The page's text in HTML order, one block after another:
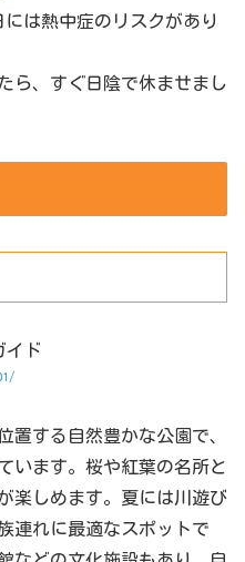
は熱中症のリスクがあり
ら、すぐ日陰で休ませまし
置する自然豊かな公園で、
います。桜や紅葉の名所と
楽しめます。夏には川遊び
連れに最適なスポットで